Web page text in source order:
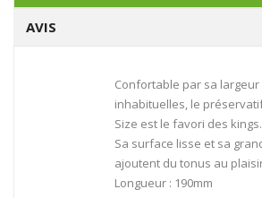
AVIS
Confortable par sa
inhabituelles, le
Size est le favori des kings.
Sa surface lisse et sa
ajoutent du tonus au
Longueur : 190mm